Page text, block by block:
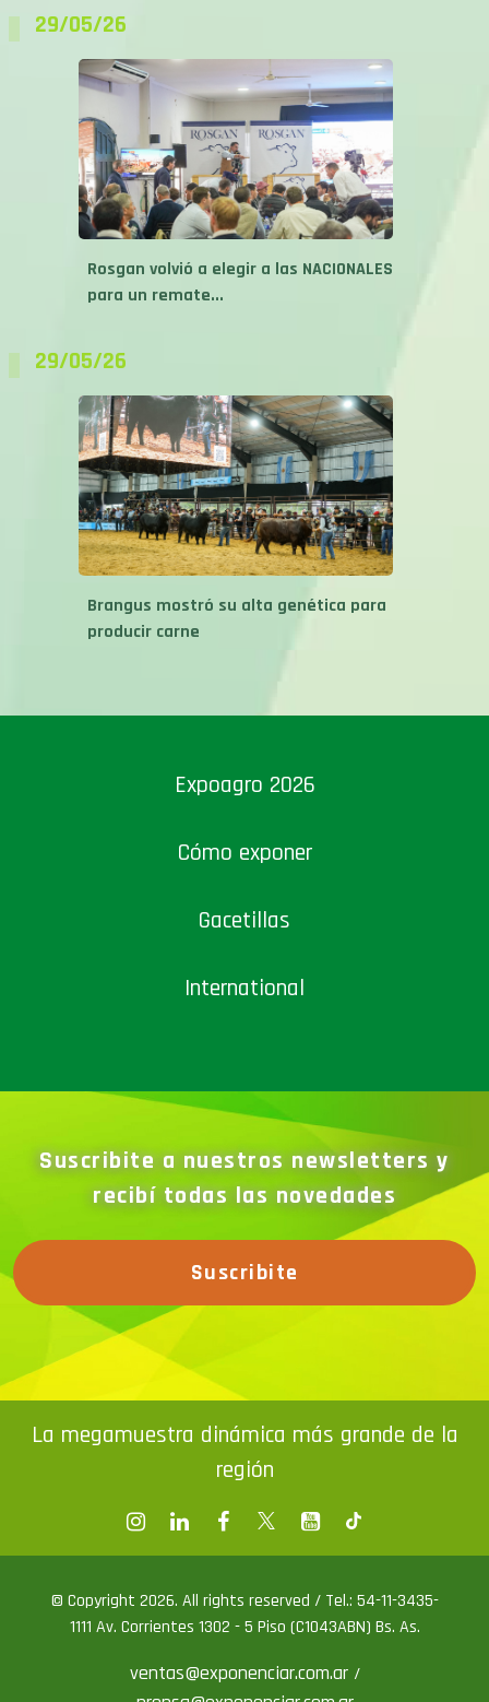
29/05/26
Rosgan volvió a elegir a las NACIONALES
para un remate...
29/05/26
Brangus mostró su alta genética para
producir carne
Expoagro 2026
Cómo exponer
Gacetillas
International
Suscribite a nuestros newsletters y
recibí todas las novedades
Suscribite
La megamuestra dinámica más grande de la
región
© Copyright 2026. All rights reserved / Tel.: 54-11-3435-
1111 Av. Corrientes 1302 - 5 Piso (C1043ABN) Bs. As.
ventas@exponenciar.com.ar /